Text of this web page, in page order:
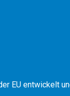
EU entwickelt